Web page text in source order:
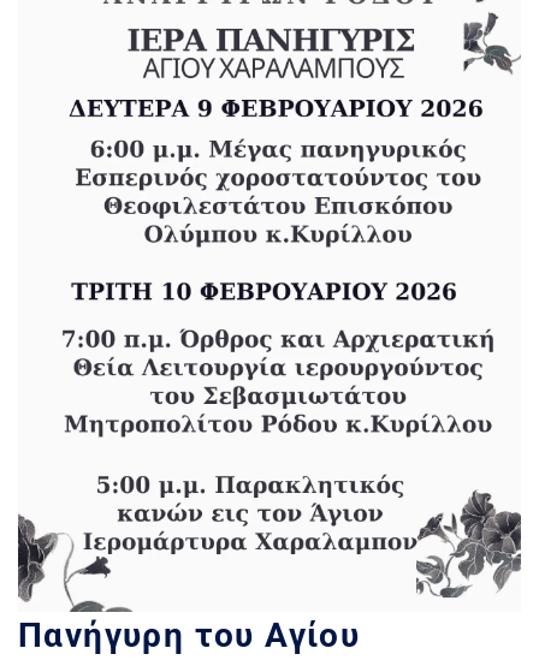
Πανήγυρη του Αγίου